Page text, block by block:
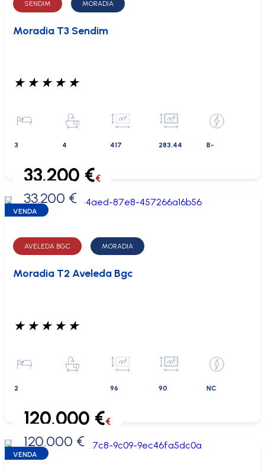
SENDIM MORADIA
Moradia T3 Sendim
★ ★ ★ ★ ★
3 4 417 283.44 B-
0 €
33.200 €€
33.200 €
VENDA
AVELEDA BGC MORADIA
Moradia T2 Aveleda Bgc
★ ★ ★ ★ ★
2 96 90 NC
0 €
120.000 €€
120.000 €
VENDA